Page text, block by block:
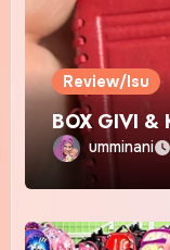
Review/Isu
BOX GIVI &
umminani